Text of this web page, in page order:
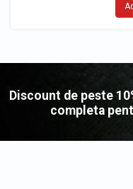
Discount de peste
completa